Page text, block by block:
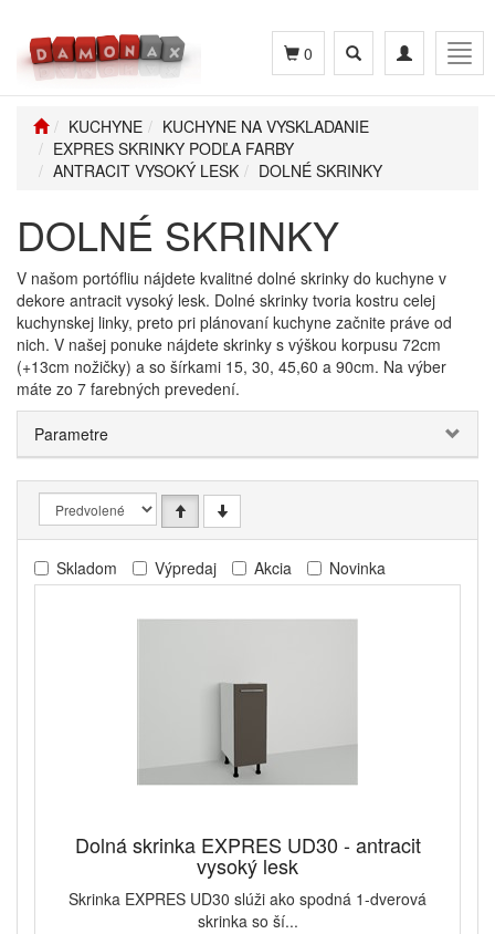
Toggle
navigation
Toggle
search
0
KUCHYNE
KUCHYNE NA VYSKLADANIE
EXPRES SKRINKY PODĽA FARBY
ANTRACIT VYSOKÝ LESK
DOLNÉ SKRINKY
DOLNÉ SKRINKY
V našom portófliu nájdete kvalitné dolné skrinky do kuchyne v
dekore antracit vysoký lesk. Dolné skrinky tvoria kostru celej
kuchynskej linky, preto pri plánovaní kuchyne začnite práve od
nich. V našej ponuke nájdete skrinky s výškou korpusu 72cm
(+13cm nožičky) a so šírkami 15, 30, 45,60 a 90cm. Na výber
máte zo 7 farebných prevedení.
Parametre
Skladom Výpredaj Akcia Novinka
Dolná skrinka EXPRES UD30 - antracit
vysoký lesk
Skrinka EXPRES UD30 slúži ako spodná 1-dverová
skrinka so ší...